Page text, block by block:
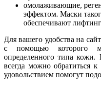
омолаживающие,
эффектом. Маски
обеспечивают
Для вашего удобства на
с помощью которого
определенного типа кожи.
всегда можно обратиться
удовольствием помогут